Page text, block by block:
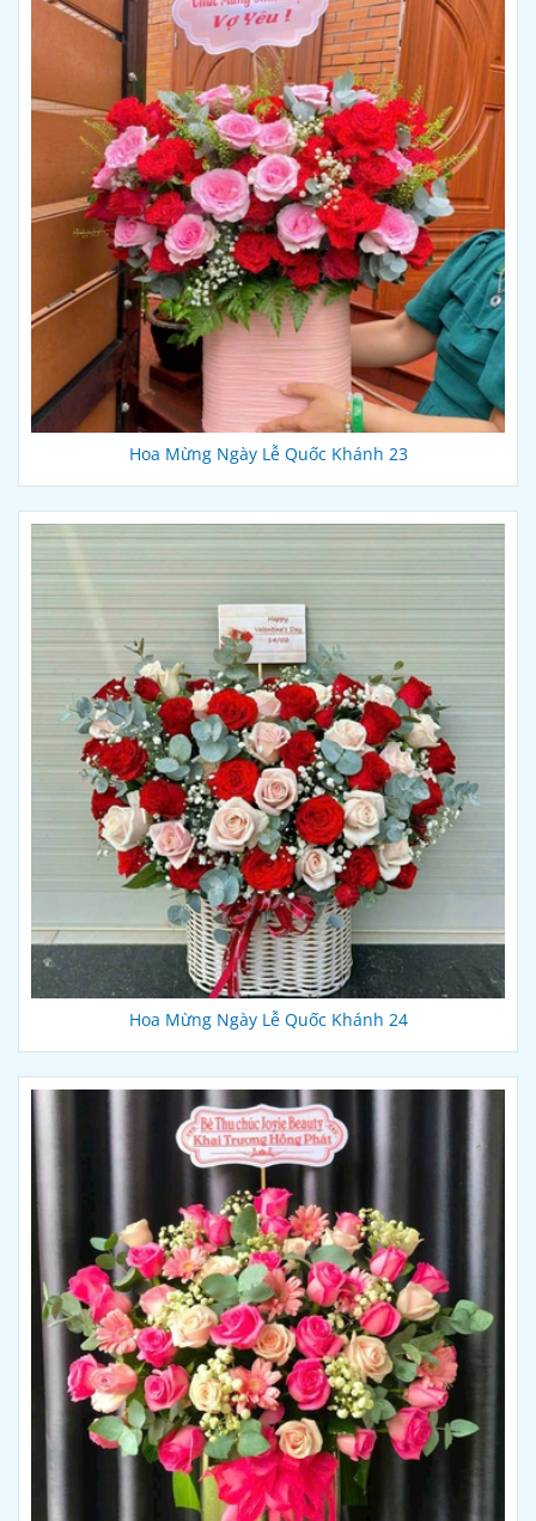
Hoa Mừng Ngày Lễ Quốc Khánh 23
Hoa Mừng Ngày Lễ Quốc Khánh 24